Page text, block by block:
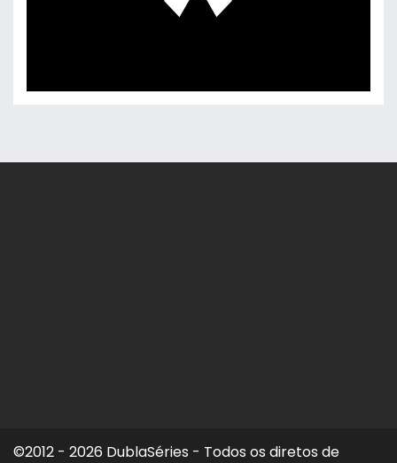
©2012 - 2026 DublaSéries - Todos os diretos de